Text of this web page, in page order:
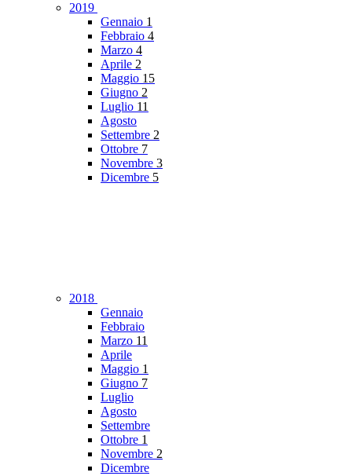
2019
Gennaio 1
Febbraio 4
Marzo 4
Aprile 2
Maggio 15
Giugno 2
Luglio 11
Agosto
Settembre 2
Ottobre 7
Novembre 3
Dicembre 5
2018
Gennaio
Febbraio
Marzo 11
Aprile
Maggio 1
Giugno 7
Luglio
Agosto
Settembre
Ottobre 1
Novembre 2
Dicembre